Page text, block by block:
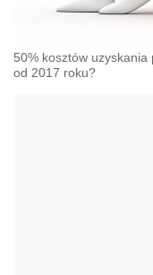
50% kosztów
od 2017 roku?